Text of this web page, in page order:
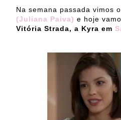
Na semana passada vimos o
(Juliana Paiva) e hoje
Vitória Strada, a Kyra em